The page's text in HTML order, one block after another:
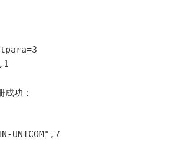
成功：
UNICOM",7